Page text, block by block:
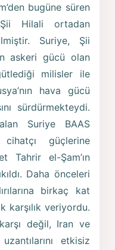
bugüne süren
Şii Hilali ortadan
Suriye, Şii
askeri gücü olan
milisler ile
hava gücü
sürdürmekteydi.
Suriye BAAS
güçlerine
Tahrir el-Şam’ın
Daha önceleri
birkaç kat
karşılık veriyordu.
değil, Iran ve
etkisiz